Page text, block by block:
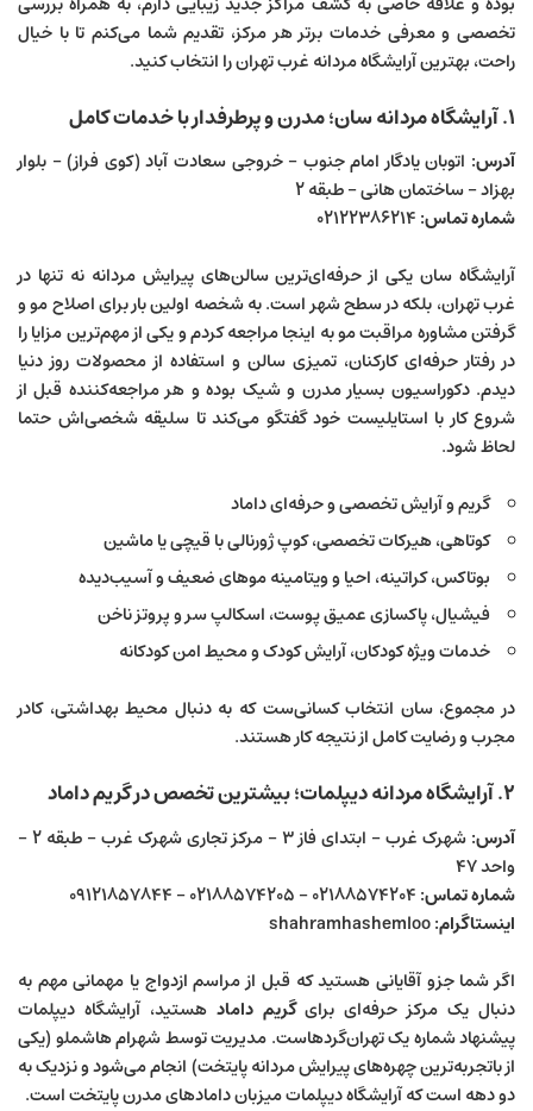
تخصصی و معرفی خدمات برتر هر مرکز، تقدیم شما می‌کنم تا با خیال
راحت، بهترین آرایشگاه مردانه غرب تهران را انتخاب کنید.
۱. آرایشگاه مردانه سان؛ مدرن و پرطرفدار با خدمات کامل
آدرس: اتوبان یادگار امام جنوب – خروجی سعادت آباد (کوی فراز) – بلوار
بهزاد – ساختمان هانی – طبقه ۲
شماره تماس:
آرایشگاه سان یکی از حرفه‌ای‌ترین سالن‌های پیرایش مردانه نه تنها در
غرب تهران، بلکه در سطح شهر است. به شخصه اولین بار برای اصلاح مو و
گرفتن مشاوره مراقبت مو به اینجا مراجعه کردم و یکی از مهم‌ترین مزایا را
در رفتار حرفه‌ای کارکنان، تمیزی سالن و استفاده از محصولات روز دنیا
دیدم. دکوراسیون بسیار مدرن و شیک بوده و هر مراجعه‌کننده قبل از
شروع کار با استایلیست خود گفتگو می‌کند تا سلیقه شخصی‌اش حتما
لحاظ شود.
گریم و آرایش تخصصی و حرفه‌ای داماد
کوتاهی، هیرکات تخصصی، کوپ ژورنالی با قیچی یا ماشین
بوتاکس، کراتینه، احیا و ویتامینه موهای ضعیف و آسیب‌دیده
فیشیال، پاکسازی عمیق پوست، اسکالپ سر و پروتز ناخن
خدمات ویژه کودکان، آرایش کودک و محیط امن کودکانه
در مجموع، سان انتخاب کسانی‌ست که به دنبال محیط بهداشتی، کادر
مجرب و رضایت کامل از نتیجه کار هستند.
۲. آرایشگاه مردانه دیپلمات؛ بیشترین تخصص در گریم داماد
آدرس:
شهرک غرب – ابتدای فاز ۳ – مرکز تجاری شهرک غرب – طبقه ۲ –
واحد ۴۷
شماره تماس:
اینستاگرام:
اگر شما جزو آقایانی هستید که قبل از مراسم ازدواج یا مهمانی مهم به
دنبال یک مرکز حرفه‌ای برایگریم داماد هستید، آرایشگاه دیپلمات
پیشنهاد شماره یک تهران‌گردهاست. مدیریت توسط شهرام هاشملو (یکی
از باتجربه‌ترین چهره‌های پیرایش مردانه پایتخت) انجام می‌شود و نزدیک به
دو دهه است که آرایشگاه دیپلمات میزبان دامادهای مدرن پایتخت است.